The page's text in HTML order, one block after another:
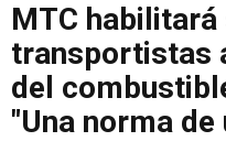
MTC
transportistas
del
"Una norma de